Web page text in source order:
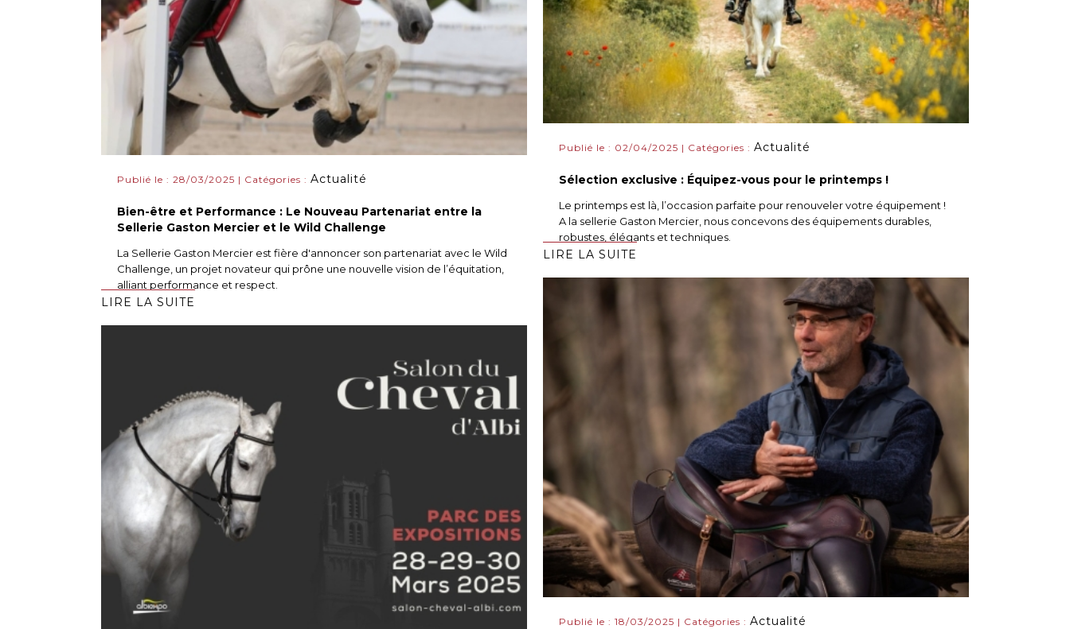
Sélection exclusive : Équipez-vous pour le printemps !
Publié le : 02/04/2025 | Catégories : Actualité
Le printemps est là, l’occasion parfaite pour renouveler votre équipement !
A la sellerie Gaston Mercier, nous concevons des équipements durables,
robustes, élégants et techniques.
LIRE LA SUITE
Bien-être et Performance : Le Nouveau Partenariat entre la
Sellerie Gaston Mercier et le Wild Challenge
Publié le : 28/03/2025 | Catégories : Actualité
La Sellerie Gaston Mercier est fière d'annoncer son partenariat avec le Wild
Challenge, un projet novateur qui prône une nouvelle vision de l’équitation,
alliant performance et respect.
LIRE LA SUITE
Publié le : 18/03/2025 | Catégories : Actualité